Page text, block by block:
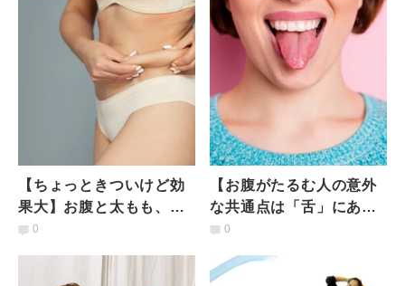
【ちょっときついけど効
果大】お腹と太もも、気
になる部位を一気に引き
0
【お腹がたるむ人の意外
な共通点は「舌」にあ
り】お腹を内側から引き
0